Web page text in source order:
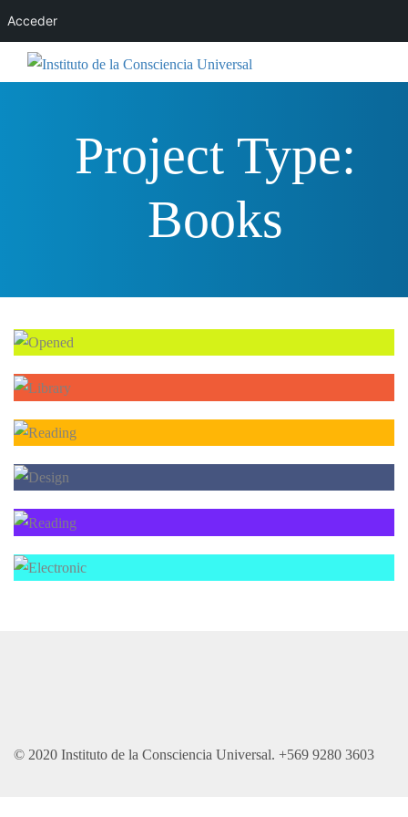
Project Type:
Books
© 2020 Instituto de la Consciencia Universal. +569 9280 3603
Acceder